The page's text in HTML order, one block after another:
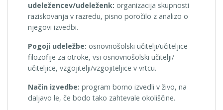
udeležencev/udeleženk: organizacija skupnosti
raziskovanja v razredu, pisno poročilo z analizo o
njegovi izvedbi.
Pogoji udeležbe: osnovnošolski učitelji/učiteljice
filozofije za otroke, vsi osnovnošolski učitelji/
učiteljice, vzgojitelji/vzgojiteljice v vrtcu.
Način izvedbe: program bomo izvedli v živo, na
daljavo le, če bodo tako zahtevale okoliščine.